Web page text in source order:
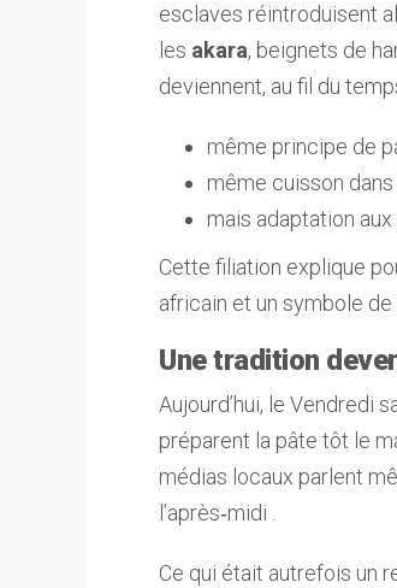
esclaves réintroduisent
les akara, beignets de
deviennent, au fil du
même principe de
même cuisson dans
mais adaptation
Cette filiation explique
africain et un symbole
Une tradition
Aujourd’hui, le Vendredi
préparent la pâte tôt le
médias locaux parlent
l’après‑midi .
Ce qui était autrefois un